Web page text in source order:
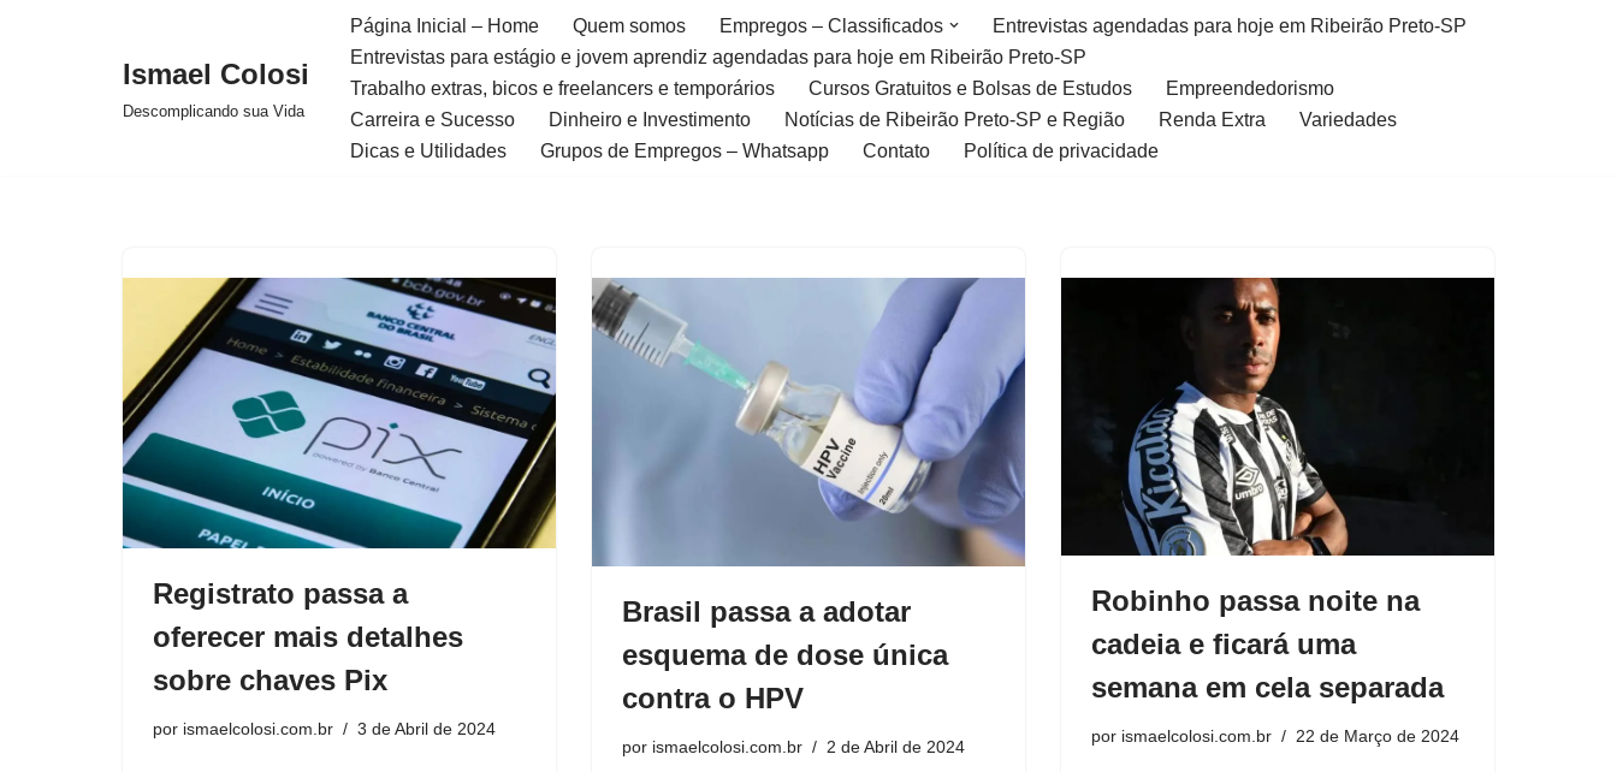
Ismael Colosi
Descomplicando sua Vida
Página Inicial – Home Quem somos Empregos – Classificados
Entrevistas agendadas para hoje em Ribeirão Preto-SP
Entrevistas para estágio e jovem aprendiz agendadas para hoje em Ribeirão Preto-SP
Trabalho extras, bicos e freelancers e temporários
Cursos Gratuitos e Bolsas de Estudos
Empreendedorismo
Carreira e Sucesso
Dinheiro e Investimento Notícias de Ribeirão Preto-SP e Região Renda Extra
Variedades
Dicas e Utilidades
Grupos de Empregos – Whatsapp Contato Política de privacidade
Registrato passa a
oferecer mais detalhes
sobre chaves Pix
por ismaelcolosi.com.br 3 de Abril de 2024
Brasil passa a adotar
esquema de dose única
contra o HPV
por ismaelcolosi.com.br 2 de Abril de 2024
Robinho passa noite na
cadeia e ficará uma
semana em cela separada
por ismaelcolosi.com.br 22 de Março de 2024